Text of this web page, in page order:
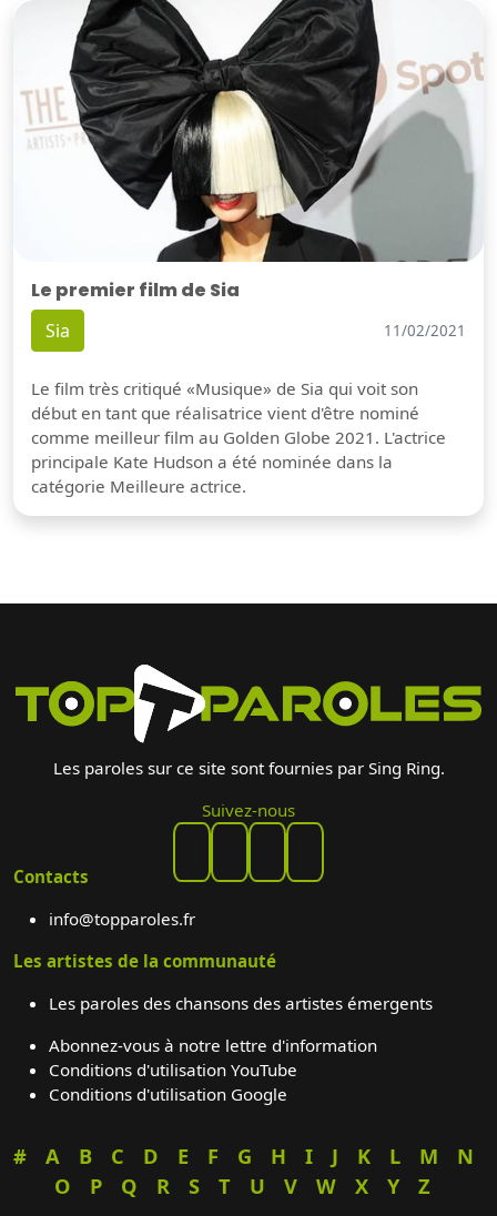
Le premier film de Sia
Sia 11/02/2021
Le film très critiqué «Musique» de Sia qui voit son
début en tant que réalisatrice vient d'être nominé
comme meilleur film au Golden Globe 2021. L'actrice
principale Kate Hudson a été nominée dans la
catégorie Meilleure actrice.
Les paroles sur ce site sont fournies par Sing Ring.
Suivez-nous
Contacts
info@topparoles.fr
Les artistes de la communauté
Les paroles des chansons des artistes émergents
Abonnez-vous à notre lettre d'information
Conditions d'utilisation YouTube
Conditions d'utilisation Google
# A B C D E F G H I J K L M
N
O
P Q R S T U V W X Y Z